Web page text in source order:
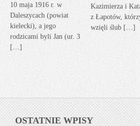
10 maja 1916 r. w
Daleszycach (powiat
kielecki), a jego
rodzicami byli Jan (ur. 3
[…]
Kazimierza i
z Łapotów,
wzięli ślub […]
OSTATNIE WPISY